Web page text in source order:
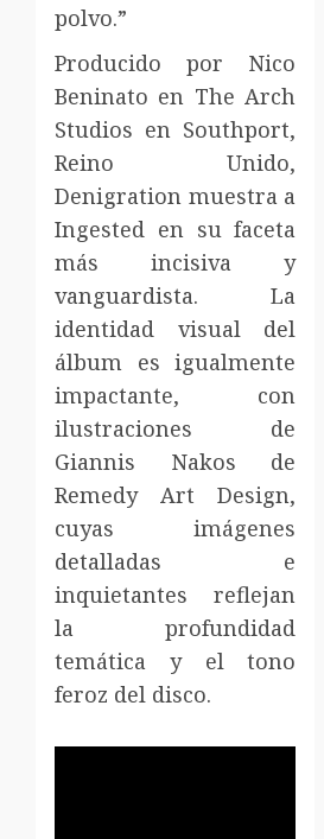
polvo.”
Producido por Nico
Beninato en The Arch
Studios en Southport,
Reino Unido,
Denigration muestra a
Ingested en su faceta
más incisiva y
vanguardista. La
identidad visual del
álbum es igualmente
impactante, con
ilustraciones de
Giannis Nakos de
Remedy Art Design,
cuyas imágenes
detalladas e
inquietantes reflejan
la profundidad
temática y el tono
feroz del disco.